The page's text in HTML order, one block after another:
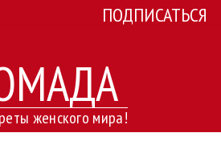
женского мира!
ПОДПИСАТЬСЯ